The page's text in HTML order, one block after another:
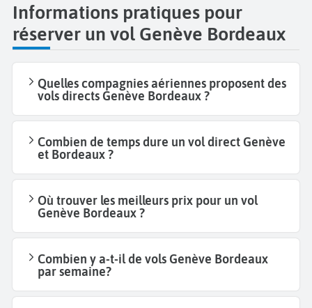
Informations pratiques pour
réserver un vol Genève Bordeaux
Quelles compagnies aériennes proposent des
vols directs Genève Bordeaux ?
Combien de temps dure un vol direct Genève
et Bordeaux ?
Où trouver les meilleurs prix pour un vol
Genève Bordeaux ?
Combien y a-t-il de vols Genève Bordeaux
par semaine?